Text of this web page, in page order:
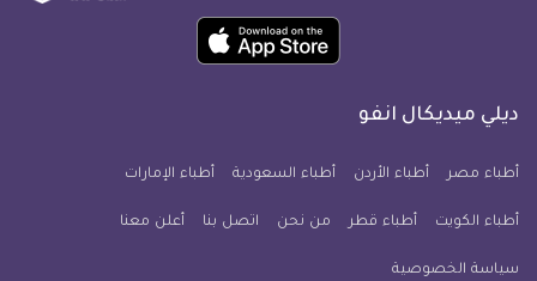
فيسبوكتويتر
ميديكال
يوتيوب
ميديكال
انفو
ميديكال
انفو
ميديكال
انفو
حمل
تطبيق
معلومة
للآيفون
ديلي ميديكال انفو
أطباء مصر أطباء الأردن أطباء السعودية أطباء الإمارات
أطباء الكويت أطباء قطر من نحن اتصل بنا أعلن معنا
سياسة الخصوصية